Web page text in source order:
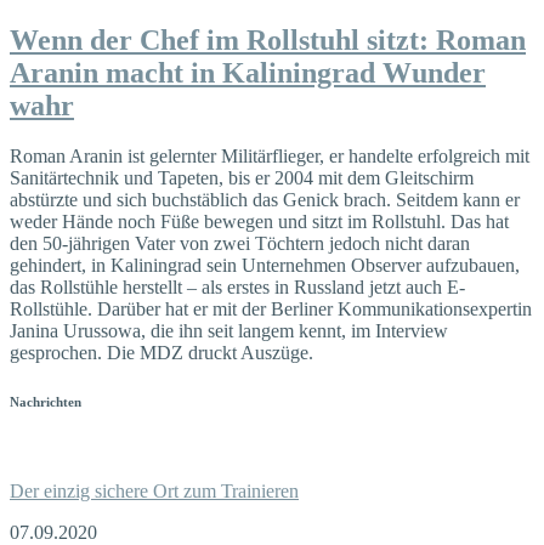
Wenn der Chef im Rollstuhl sitzt: Roman
Aranin macht in Kaliningrad Wunder
wahr
Roman Aranin ist gelernter Militärflieger, er handelte erfolgreich mit
Sanitärtechnik und Tapeten, bis er 2004 mit dem Gleitschirm
abstürzte und sich buchstäblich das Genick brach. Seitdem kann er
weder Hände noch Füße bewegen und sitzt im Rollstuhl. Das hat
den 50-jährigen Vater von zwei Töchtern jedoch nicht daran
gehindert, in Kaliningrad sein Unternehmen Observer aufzubauen,
das Rollstühle herstellt – als erstes in Russland jetzt auch E-
Rollstühle. Darüber hat er mit der Berliner Kommunikationsexpertin
Janina Urussowa, die ihn seit langem kennt, im Interview
gesprochen. Die MDZ druckt Auszüge.
Nachrichten
Der einzig sichere Ort zum Trainieren
07.09.2020